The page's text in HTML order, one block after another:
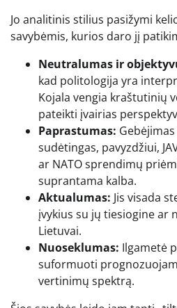
Jo analitinis stilius pasižymi
savybėmis, kurios daro jį
Neutralumas ir
kad politologija yra
Kojala vengia kraštutinių
pateikti įvairias
Paprastumas:
sudėtingas, pavyzdžiui,
ar NATO sprendimų
suprantama kalba.
Aktualumas: Jis visada
įvykius su jų tiesiogine ar
Lietuvai.
Nuoseklumas: Ilgametė
suformuoti
vertinimų spektrą.